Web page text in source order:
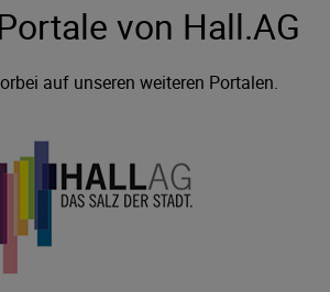
von Hall.AG
auf unseren weiteren Portalen.